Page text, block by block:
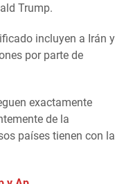
Trump.
incluyen a Irán y
por parte de
exactamente
de la
países tienen con la